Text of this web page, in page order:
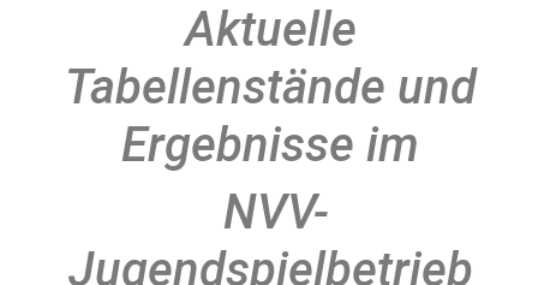
Aktuelle
Tabellenstände und
Ergebnisse im
NVV-
Jugendspielbetrieb